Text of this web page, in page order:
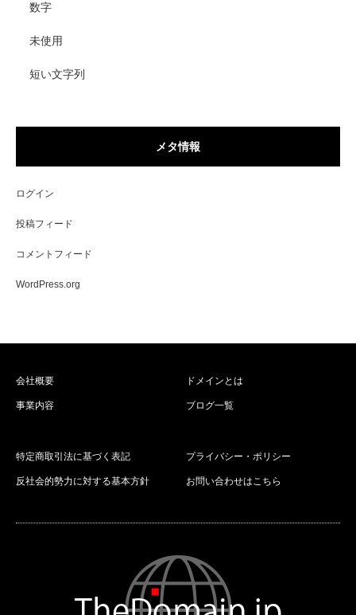
数字
未使用
短い文字列
メタ情報
ログイン
投稿フィード
コメントフィード
WordPress.org
会社概要
事業内容
ドメインとは
ブログ一覧
特定商取引法に基づく表記
反社会的勢力に対する基本方針
プライバシー・ポリシー
お問い合わせはこちら